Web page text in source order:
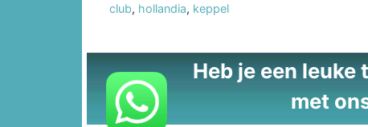
club, hollandia, keppel
Heb je een
met